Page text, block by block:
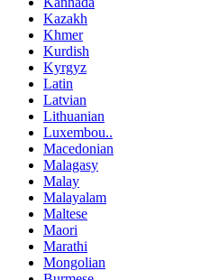
Kazakh
Khmer
Kurdish
Kyrgyz
Latin
Latvian
Lithuanian
Luxembou..
Macedonian
Malagasy
Malay
Malayalam
Maltese
Maori
Marathi
Mongolian